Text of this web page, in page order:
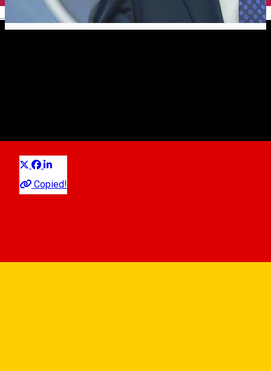
Distribuie
Copied!
sursa: Digi24.ro
Persoanele în vârstă de peste 65 de ani, considerate cele
sau desfășoară activități agricole, a spus ministrul de Interne,